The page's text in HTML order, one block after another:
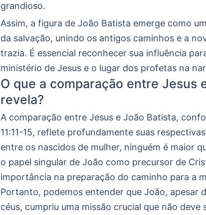
grandioso.
Assim, a figura de João Batista emerge como
da salvação, unindo os antigos caminhos e a
trazia. É essencial reconhecer sua influência
ministério de Jesus e o lugar dos profetas na
O que a comparação entre Jesus
revela?
A comparação entre Jesus e João Batista,
11:11-15, reflete profundamente suas
entre os nascidos de mulher, ninguém é maior
o papel singular de João como precursor de
importância na preparação do caminho para a
Portanto, podemos entender que João, apesar
céus, cumpriu uma missão crucial que não deve